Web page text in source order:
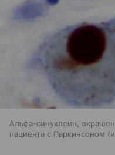
Альфа-синуклеин,
пациента с Паркинсоном